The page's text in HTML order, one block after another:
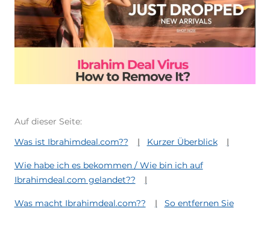
Auf dieser Seite:
Was ist Ibrahimdeal.com??
Kurzer Überblick
Wie habe ich es bekommen / Wie bin ich auf
Ibrahimdeal.com gelandet??
Was macht Ibrahimdeal.com?? So entfernen Sie